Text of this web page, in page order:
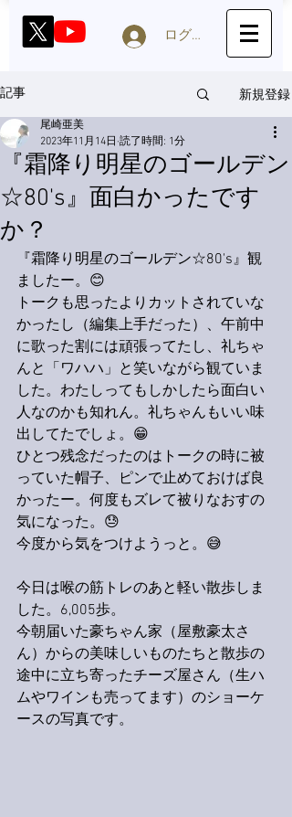
ログイン
記事 新規登録
『霜降り明星のゴールデン
☆80's』面白かったです
か？
尾崎亜美
2023年11月14日 読了時間: 1分
『霜降り明星のゴールデン☆80's』観
ましたー。😊
トークも思ったよりカットされていな
かったし（編集上手だった）、午前中
に歌った割には頑張ってたし、礼ちゃ
んと「ワハハ」と笑いながら観ていま
した。わたしってもしかしたら面白い
人なのかも知れん。礼ちゃんもいい味
出してたでしょ。😁
ひとつ残念だったのはトークの時に被
っていた帽子、ピンで止めておけば良
かったー。何度もズレて被りなおすの
気になった。😓
今度から気をつけようっと。😅
今日は喉の筋トレのあと軽い散歩しま
した。6,005歩。
今朝届いた豪ちゃん家（屋敷豪太さ
ん）からの美味しいものたちと散歩の
途中に立ち寄ったチーズ屋さん（生ハ
ムやワインも売ってます）のショーケ
ースの写真です。